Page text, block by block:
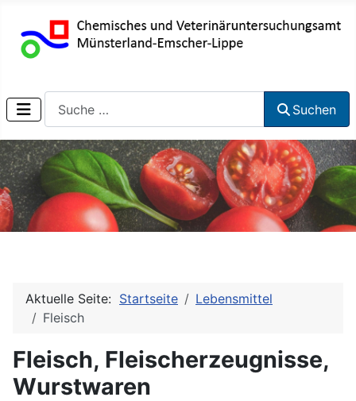
Suchen
Aktuelle Seite: Startseite
Lebensmittel
Fleisch
Fleisch, Fleischerzeugnisse,
Wurstwaren